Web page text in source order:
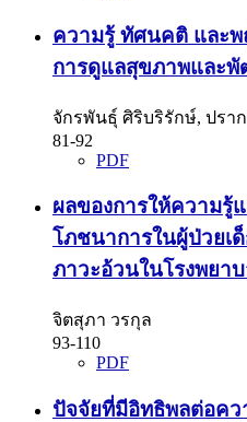
ความรู้ ทัศนคติ และพ
การดูแลสุขภาพและพั
จักรพันธุ์ ศิริบริรักษ์, ปรา
81-92
PDF
ผลของการให้ความ
โภชนาการในผู้ป่วยเ
ภาวะอ้วนในโรงพยา
จิตสุภา วรกุล
93-110
PDF
ปัจจัยที่มีอิทธิพลต่อคว